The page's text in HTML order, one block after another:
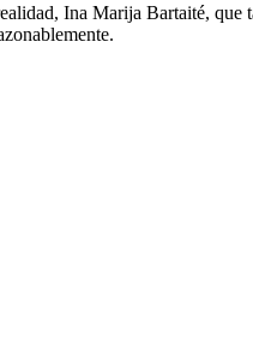
Ina Marija Bartaité,